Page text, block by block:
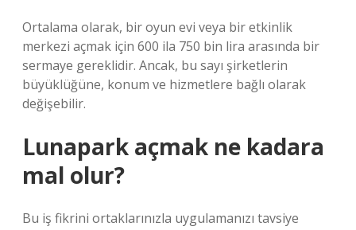
Ortalama olarak, bir oyun evi veya bir etkinlik
merkezi açmak için 600 ila 750 bin lira arasında bir
sermaye gereklidir. Ancak, bu sayı şirketlerin
büyüklüğüne, konum ve hizmetlere bağlı olarak
değişebilir.
Lunapark açmak ne kadara
mal olur?
Bu iş fikrini ortaklarınızla uygulamanızı tavsiye